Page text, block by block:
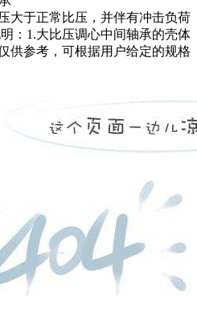
大于正常比压，并伴有冲击负荷
：1.大比压调心中间轴承的壳体
供参考，可根据用户给定的规格